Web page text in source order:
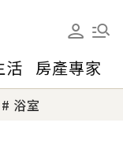
活 房產專家
浴室